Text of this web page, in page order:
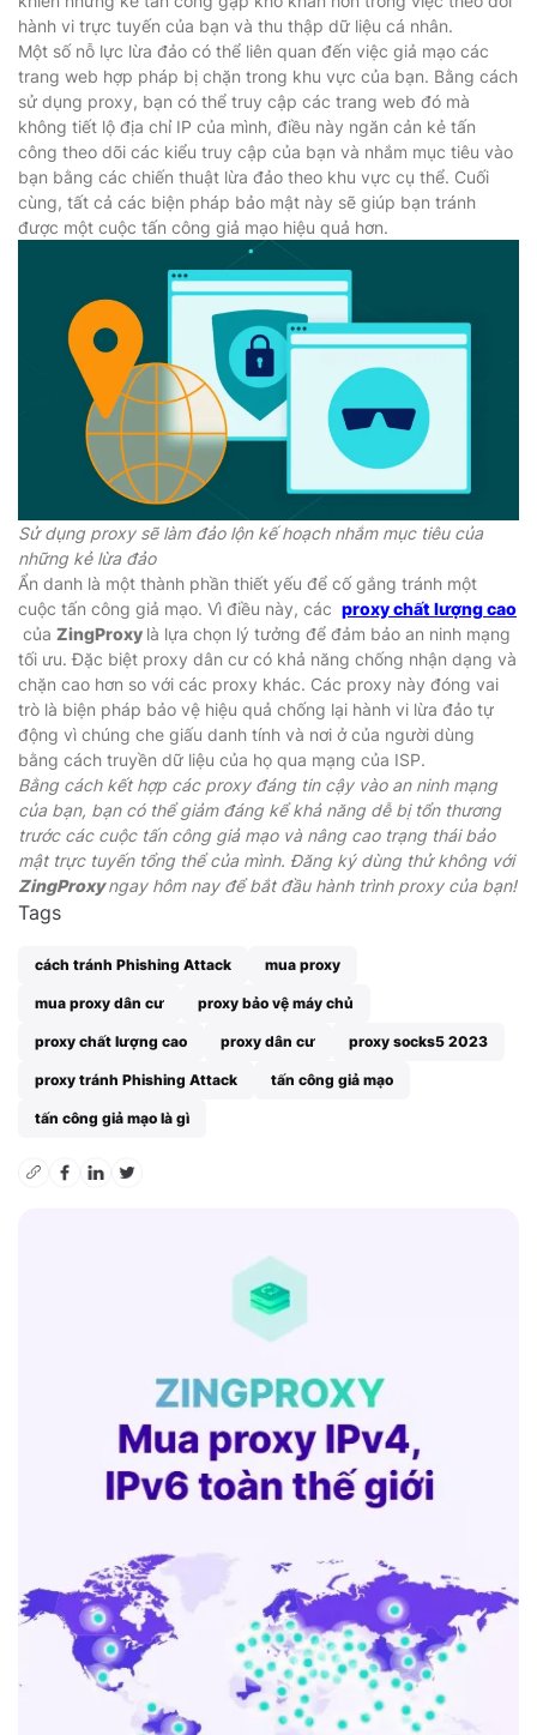
hành vi trực tuyến của bạn và thu thập dữ liệu cá nhân.
Một số nỗ lực lừa đảo có thể liên quan đến việc giả mạo các
trang web hợp pháp bị chặn trong khu vực của bạn. Bằng cách
sử dụng proxy, bạn có thể truy cập các trang web đó mà
không tiết lộ địa chỉ IP của mình, điều này ngăn cản kẻ tấn
công theo dõi các kiểu truy cập của bạn và nhắm mục tiêu vào
bạn bằng các chiến thuật lừa đảo theo khu vực cụ thể. Cuối
cùng, tất cả các biện pháp bảo mật này sẽ giúp bạn tránh
được một cuộc tấn công giả mạo hiệu quả hơn.
Sử dụng proxy sẽ làm đảo lộn kế hoạch nhắm mục tiêu của
những kẻ lừa đảo
Ẩn danh là một thành phần thiết yếu để cố gắng tránh một
cuộc tấn công giả mạo. Vì điều này, các proxy chất lượng cao
của ZingProxy là lựa chọn lý tưởng để đảm bảo an ninh mạng
tối ưu. Đặc biệt proxy dân cư có khả năng chống nhận dạng và
chặn cao hơn so với các proxy khác. Các proxy này đóng vai
trò là biện pháp bảo vệ hiệu quả chống lại hành vi lừa đảo tự
động vì chúng che giấu danh tính và nơi ở của người dùng
bằng cách truyền dữ liệu của họ qua mạng của ISP.
Bằng cách kết hợp các proxy đáng tin cậy vào an ninh mạng
của bạn, bạn có thể giảm đáng kể khả năng dễ bị tổn thương
trước các cuộc tấn công giả mạo và nâng cao trạng thái bảo
mật trực tuyến tổng thể của mình. Đăng ký dùng thử không với
ZingProxyngay hôm nay để bắt đầu hành trình proxy của bạn!
Tags
cách tránh Phishing Attack mua proxy
mua proxy dân cư proxy bảo vệ máy chủ
proxy chất lượng cao proxy dân cư proxy socks5 2023
proxy tránh Phishing Attack tấn công giả mạo
tấn công giả mạo là gì